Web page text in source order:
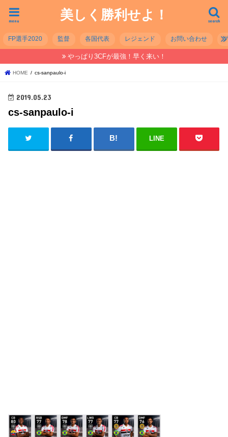
美しく勝利せよ！ search
menu
FP選手2020 監督 各国代表 レジェンド お問い合わせ
やっぱり3CFが最強！早く来い！
HOME cs-sanpaulo-i
2019.05.23
cs-sanpaulo-i
LINE